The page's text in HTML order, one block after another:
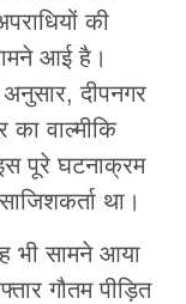
की
आई है।
दीपनगर
का वाल्मीकि
पूरे घटनाक्रम
था।
भी सामने आया
गौतम पीड़ित